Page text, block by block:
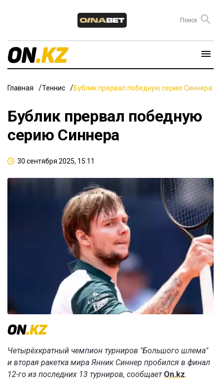
Главная Теннис Бублик прервал победную серию Синнера
Бублик прервал победную
серию Синнера
30 сентября 2025, 15:11
Четырёхкратный чемпион турниров "Большого шлема"
и вторая ракетка мира Янник Синнер пробился в финал
12-го из последних 13 турниров, сообщает On.kz.